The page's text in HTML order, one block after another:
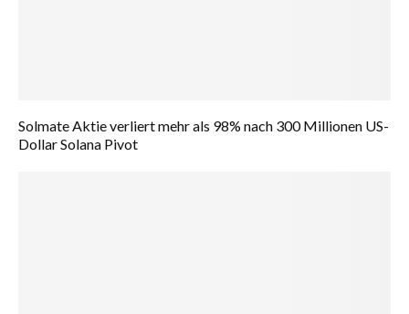
Solmate Aktie verliert mehr als 98% nach 300 Millionen US-
Dollar Solana Pivot